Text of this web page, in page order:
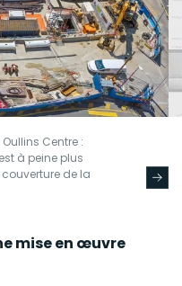
Centre :
à peine plus
de la
mise en œuvre